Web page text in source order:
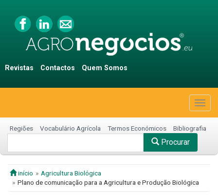
Revistas Contactos Quem Somos
Regiões Vocabulário Agrícola Termos Económicos Bibliografia
Procurar
início
Agricultura Biológica
Plano de comunicação para a Agricultura e Produção Biológica